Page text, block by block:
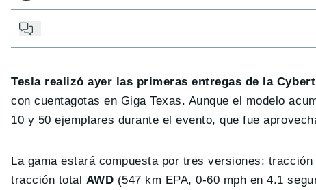
...
Tesla realizó ayer las primeras entregas de la
con cuentagotas en Giga Texas. Aunque el modelo
10 y 50 ejemplares durante el evento, que fue
La gama estará compuesta por tres versiones:
tracción total AWD (547 km EPA, 0-60 mph en 4.1